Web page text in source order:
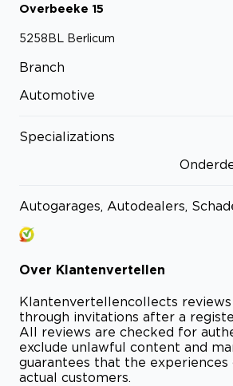
Overbeeke 15
5258BL Berlicum
Branch
Automotive
Specializations
Autogarages, Autodealers,
Over Klantenvertellen
Klantenvertellencollects
through invitations after a
All reviews are checked for
exclude unlawful content and
guarantees that the
actual customers.